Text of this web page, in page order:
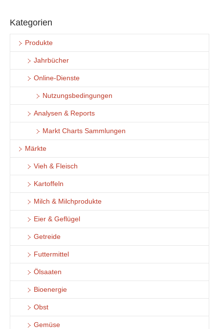
Kategorien
Produkte
Jahrbücher
Online-Dienste
Nutzungsbedingungen
Analysen & Reports
Markt Charts Sammlungen
Märkte
Vieh & Fleisch
Kartoffeln
Milch & Milchprodukte
Eier & Geflügel
Getreide
Futtermittel
Ölsaaten
Bioenergie
Obst
Gemüse